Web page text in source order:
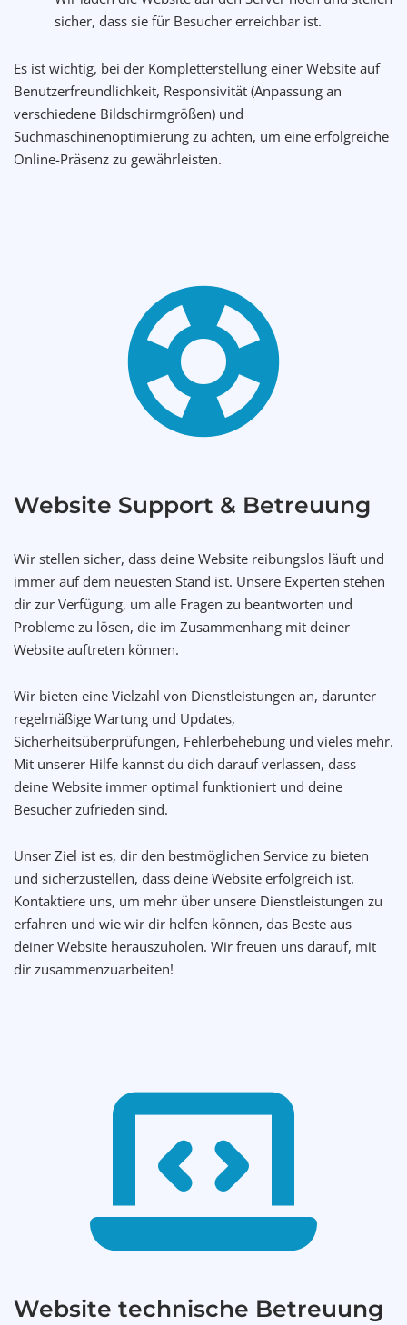
sicher, dass sie für Besucher erreichbar ist.
Es ist wichtig, bei der Kompletterstellung einer Website auf
Benutzerfreundlichkeit, Responsivität (Anpassung an
verschiedene Bildschirmgrößen) und
Suchmaschinenoptimierung zu achten, um eine erfolgreiche
Online-Präsenz zu gewährleisten.
Website Support & Betreuung
Wir stellen sicher, dass deine Website reibungslos läuft und
immer auf dem neuesten Stand ist. Unsere Experten stehen
dir zur Verfügung, um alle Fragen zu beantworten und
Probleme zu lösen, die im Zusammenhang mit deiner
Website auftreten können.
Wir bieten eine Vielzahl von Dienstleistungen an, darunter
regelmäßige Wartung und Updates,
Sicherheitsüberprüfungen, Fehlerbehebung und vieles mehr.
Mit unserer Hilfe kannst du dich darauf verlassen, dass
deine Website immer optimal funktioniert und deine
Besucher zufrieden sind.
Unser Ziel ist es, dir den bestmöglichen Service zu bieten
und sicherzustellen, dass deine Website erfolgreich ist.
Kontaktiere uns, um mehr über unsere Dienstleistungen zu
erfahren und wie wir dir helfen können, das Beste aus
deiner Website herauszuholen. Wir freuen uns darauf, mit
dir zusammenzuarbeiten!
Website technische Betreuung